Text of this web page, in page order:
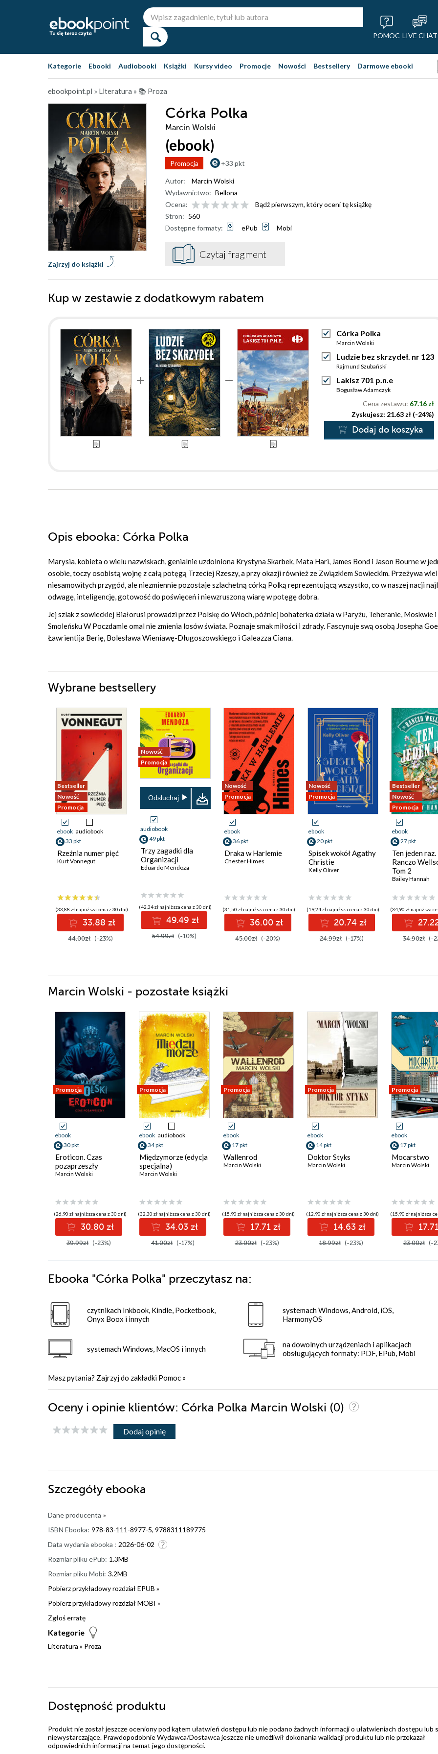
POMOC LIVE CHAT
Kategorie Ebooki Audiobooki Książki Kursy video Promocje Nowości Bestsellery Darmowe ebooki
ebookpoint.pl » Literatura » 📚 Proza
Córka Polka
Marcin Wolski
(ebook)
Promocja +33 pkt
Zajrzyj do książki
Autor:
Marcin Wolski
Wydawnictwo: Bellona
Ocena:
Bądź pierwszym, który oceni tę książkę
Stron: 560
Dostępne formaty:
ePub Mobi
Czytaj fragment
Kup w zestawie z dodatkowym rabatem
Córka Polka
Marcin Wolski
Ludzie bez skrzydeł. nr 123
Rajmund Szubański
Lakisz 701 p.n.e
Bogusław Adamczyk
Cena zestawu: 67.16 zł
Zyskujesz: 21.63 zł (-24%)
Dodaj do koszyka
Opis ebooka: Córka Polka
Marysia, kobieta o wielu nazwiskach, genialnie uzdolniona Krystyna Skarbek, Mata Hari, James Bond i Jason Bourne w
osobie, toczy osobistą wojnę z całą potęgą Trzeciej Rzeszy, a przy okazji również ze Związkiem Sowieckim. Przeżywa
niesamowitych przygód, ale niezmiennie pozostaje szlachetną córką Polką reprezentującą wszystko, co w naszej nacji
odwagę, inteligencję, gotowość do poświęceń i niewzruszoną wiarę w potęgę dobra.
Jej szlak z sowieckiej Białorusi prowadzi przez Polskę do Włoch, później bohaterka działa w Paryżu, Teheranie, Moskwie i
Smoleńsku W Poczdamie omal nie zmienia losów świata. Poznaje smak miłości i zdrady. Fascynuje swą osobą Josepha
Ławrientija Berię, Bolesława Wieniawę-Długoszowskiego i Galeazza Ciana.
Wybrane bestsellery
Bestseller
Nowość
Promocja
ebook audiobook
33 pkt
Rzeźnia numer pięć
Kurt Vonnegut
(33,88 zł najniższa cena z 30 dni)
33.88 zł
44.00zł (-23%)
Nowość
Promocja
Odsłuchaj
audiobook
49 pkt
Trzy zagadki dla
Organizacji
Eduardo Mendoza
(42,34 zł najniższa cena z 30 dni)
49.49 zł
54.99zł (-10%)
Nowość
Promocja
ebook
36 pkt
Draka w Harlemie
Chester Himes
(31,50 zł najniższa cena z 30 dni)
36.00 zł
45.00zł (-20%)
Nowość
Promocja
ebook
20 pkt
Spisek wokół Agathy
Christie
Kelly Oliver
(19,24 zł najniższa cena z 30 dni)
20.74 zł
24.99zł (-17%)
Bestseller
Nowość
Promocja
ebook
27 pkt
Ten jeden raz.
Ranczo
Tom 2
Bailey Hannah
(34,90 zł najniższa
34.90zł (-
Marcin Wolski - pozostałe książki
Promocja
ebook
30 pkt
Eroticon. Czas
pozaprzeszły
Marcin Wolski
(26,90 zł najniższa cena z 30 dni)
30.80 zł
39.99zł (-23%)
Promocja
ebook audiobook
34 pkt
Międzymorze (edycja
specjalna)
Marcin Wolski
(32,30 zł najniższa cena z 30 dni)
34.03 zł
41.00zł (-17%)
Promocja
ebook
17 pkt
Wallenrod
Marcin Wolski
(15,90 zł najniższa cena z 30 dni)
17.71 zł
23.00zł (-23%)
Promocja
ebook
14 pkt
Doktor Styks
Marcin Wolski
(12,90 zł najniższa cena z 30 dni)
14.63 zł
18.99zł (-23%)
Promocja
ebook
17 pkt
Mocarstwo
Marcin Wolski
(15,90 zł najniższa
23.00zł (-
Ebooka "Córka Polka" przeczytasz na:
czytnikach Inkbook, Kindle, Pocketbook,
Onyx Boox i innych
systemach Windows, MacOS i innych
systemach Windows, Android, iOS,
HarmonyOS
na dowolnych urządzeniach i aplikacjach
obsługujących formaty: PDF, EPub, Mobi
Masz pytania? Zajrzyj do zakładki Pomoc »
Oceny i opinie klientów: Córka Polka Marcin Wolski (0)
Dodaj opinię
Szczegóły ebooka
Dane producenta »
ISBN Ebooka: 978-83-111-8977-5, 9788311189775
Data wydania ebooka : 2026-06-02
Rozmiar pliku ePub: 1.3MB
Rozmiar pliku Mobi: 3.2MB
Pobierz przykładowy rozdział EPUB »
Pobierz przykładowy rozdział MOBI »
Zgłoś erratę
Kategorie
Literatura » Proza
Dostępność produktu
Produkt nie został jeszcze oceniony pod kątem ułatwień dostępu lub nie podano żadnych informacji o ułatwieniach dostępu lub
niewystarczające. Prawdopodobnie Wydawca/Dostawca jeszcze nie umożliwił dokonania walidacji produktu lub nie przekazał
odpowiednich informacji na temat jego dostępności.